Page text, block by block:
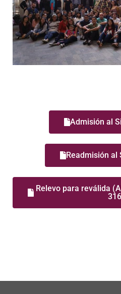
Admisión al
Readmisión al
Relevo para reválida